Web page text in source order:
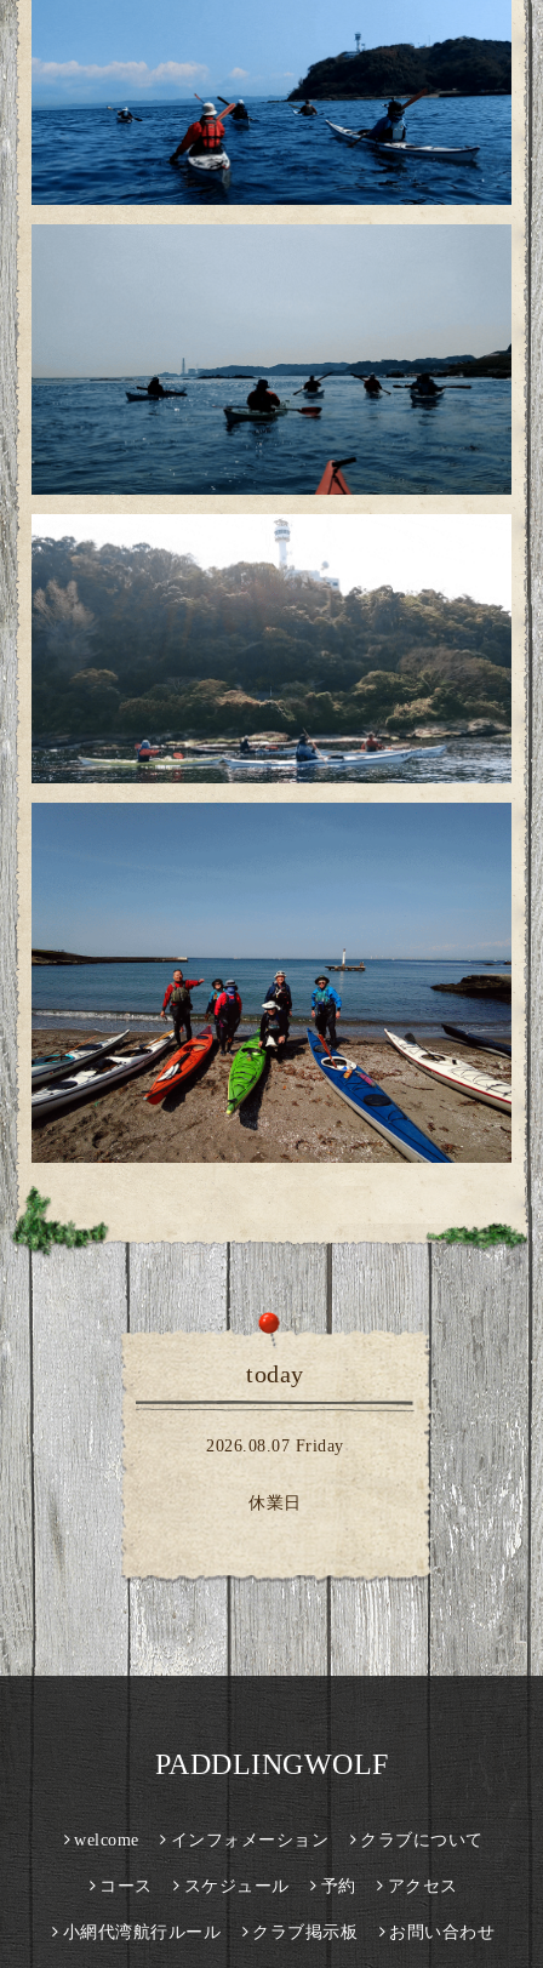
today
2026.08.07 Friday
休業日
PADDLINGWOLF
welcome インフォメーション クラブについて
コース スケジュール 予約 アクセス
小網代湾航行ルール クラブ掲示板 お問い合わせ